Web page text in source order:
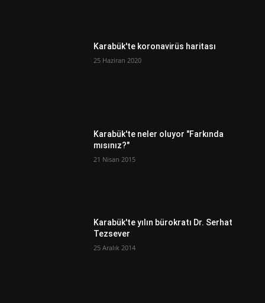
Karabük'te koronavirüs haritası
25 Haziran 2020
Karabük'te neler oluyor "Farkında
mısınız?"
21 Nisan 2015
Karabük'te yılın bürokratı Dr. Serhat
Tezsever
25 Aralık 2014